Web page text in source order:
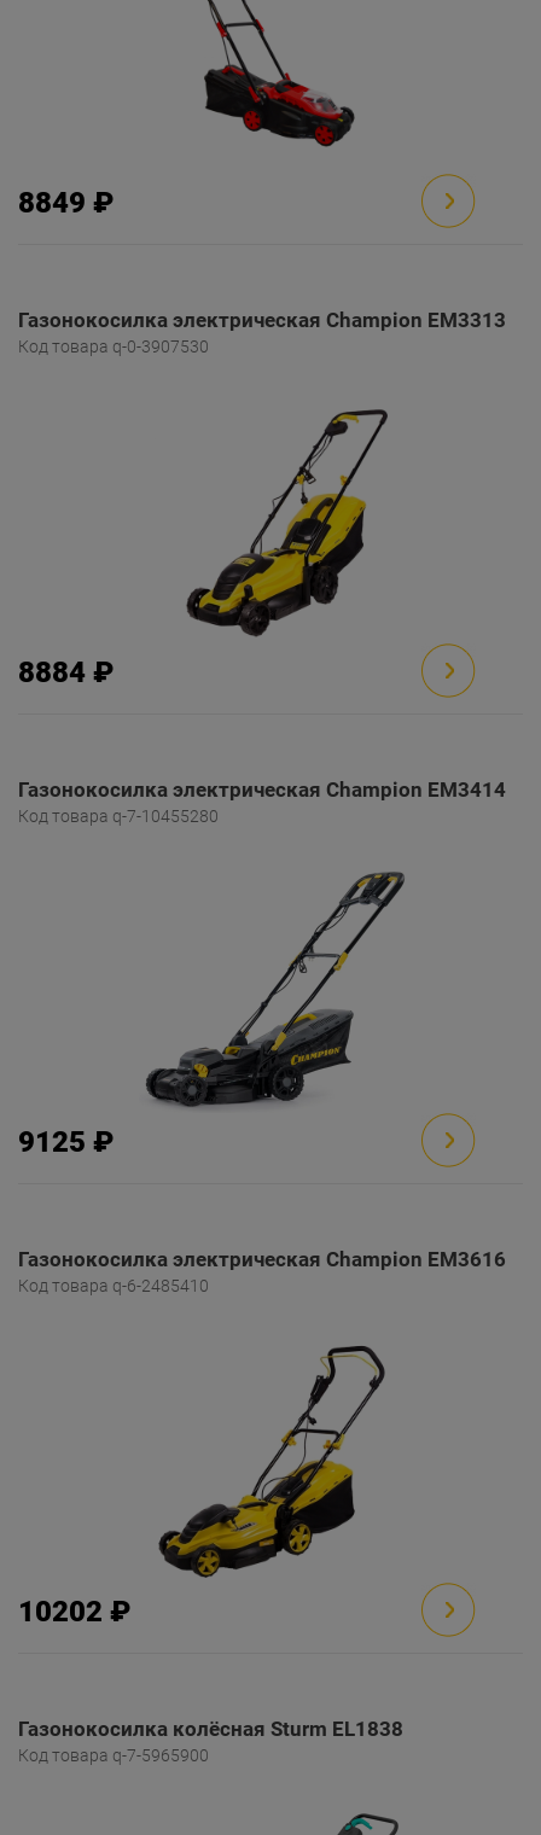
8849 ₽
Газонокосилка электрическая Champion EM3313
Код товара q-0-3907530
8884 ₽
Газонокосилка электрическая Champion EM3414
Код товара q-7-10455280
9125 ₽
Газонокосилка электрическая Champion EM3616
Код товара q-6-2485410
10202 ₽
Газонокосилка колёсная Sturm EL1838
Код товара q-7-5965900